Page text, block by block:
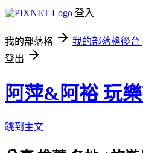
登入
我的部落格 我的部落格後台
登出
阿萍&阿裕 玩
跳到主文